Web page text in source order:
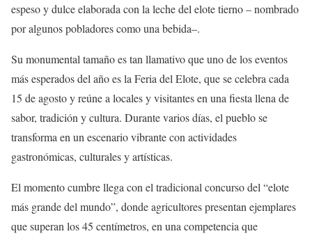
espeso y dulce elaborada con la leche del elote tierno – nombrado
por algunos pobladores como una bebida–.
Su monumental tamaño es tan llamativo que uno de los eventos
más esperados del año es la Feria del Elote, que se celebra cada
15 de agosto y reúne a locales y visitantes en una fiesta llena de
sabor, tradición y cultura. Durante varios días, el pueblo se
transforma en un escenario vibrante con actividades
gastronómicas, culturales y artísticas.
El momento cumbre llega con el tradicional concurso del “elote
más grande del mundo”, donde agricultores presentan ejemplares
que superan los 45 centímetros, en una competencia que